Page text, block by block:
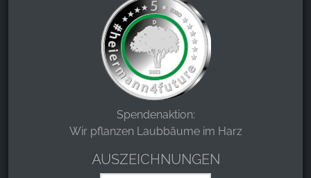
Spendenaktion:
Wir pflanzen Laubbäume im Harz
AUSZEICHNUNGEN